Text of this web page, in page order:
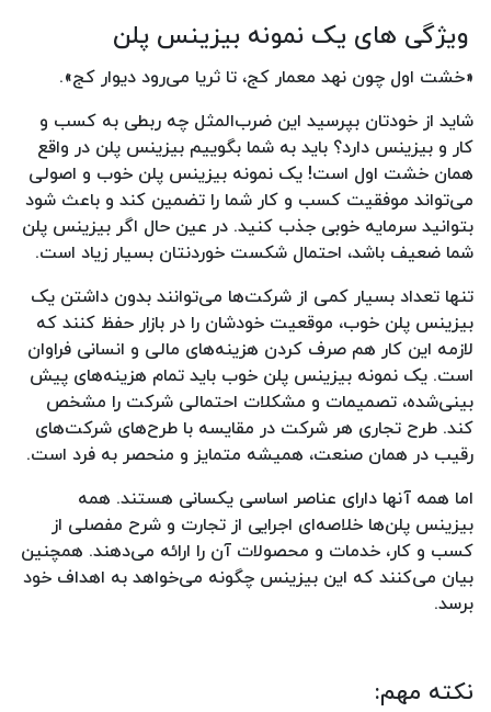
ویژگی‌ های یک نمونه بیزینس پلن
«خشت اول چون نهد معمار کج، تا ثریا می‌رود دیوار کج».
شاید از خودتان بپرسید این ضرب‌المثل چه ربطی به کسب و
کار و بیزینس دارد؟ باید به شما بگوییم بیزینس پلن در واقع
همان خشت اول است! یک نمونه بیزینس پلن خوب و اصولی
می‌تواند موفقیت کسب و کار شما را تضمین کند و باعث شود
بتوانید سرمایه‌ خوبی جذب کنید. در عین حال اگر بیزینس پلن
شما ضعیف باشد، احتمال شکست خوردنتان بسیار زیاد است.
تنها تعداد بسیار کمی از شرکت‌ها می‌توانند بدون داشتن یک
بیزینس پلن خوب، موقعیت خودشان را در بازار حفظ کنند که
لازمه این کار هم صرف کردن هزینه‌‌های مالی و انسانی فراوان
است. یک نمونه بیزینس پلن خوب باید تمام هزینه‌های پیش
بینی‌شده، تصمیمات و مشکلات احتمالی شرکت را مشخص
کند. طرح تجاری هر شرکت در مقایسه با طرح‌های شرکت‌های
رقیب در همان صنعت، همیشه متمایز و منحصر به فرد است.
اما همه آنها دارای عناصر اساسی یکسانی هستند. همه
بیزینس پلن‌ها خلاصه‌ای اجرایی از تجارت و شرح مفصلی از
کسب و کار، خدمات و محصولات آن را ارائه می‌دهند. همچنین
بیان می‌کنند که این بیزینس چگونه می‌خواهد به اهداف خود
برسد.
نکته مهم: